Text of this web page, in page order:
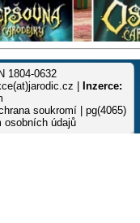
1804-0632
|
Inzerce:
soukromí | pg(4065)
osobních údajů